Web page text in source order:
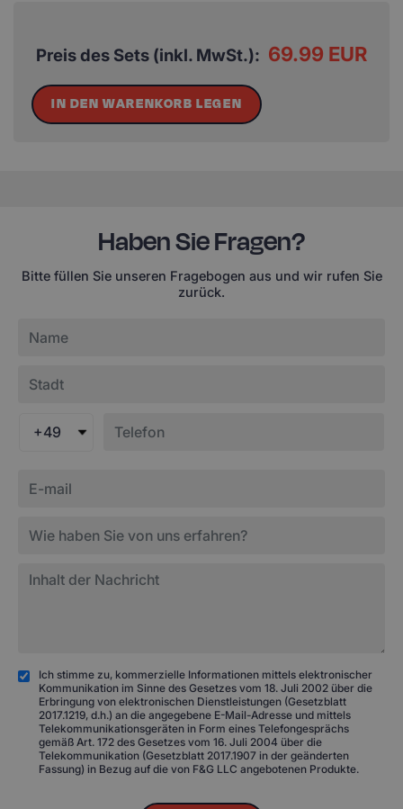
Preis des Sets (inkl. MwSt.): 69.99 EUR
IN DEN WARENKORB LEGEN
Haben Sie Fragen?
Bitte füllen Sie unseren Fragebogen aus und wir rufen Sie
zurück.
+49
Ich stimme zu, kommerzielle Informationen mittels elektronischer
Kommunikation im Sinne des Gesetzes vom 18. Juli 2002 über die
Erbringung von elektronischen Dienstleistungen (Gesetzblatt
2017.1219, d.h.) an die angegebene E-Mail-Adresse und mittels
Telekommunikationsgeräten in Form eines Telefongesprächs
gemäß Art. 172 des Gesetzes vom 16. Juli 2004 über die
Telekommunikation (Gesetzblatt 2017.1907 in der geänderten
Fassung) in Bezug auf die von F&G LLC angebotenen Produkte.